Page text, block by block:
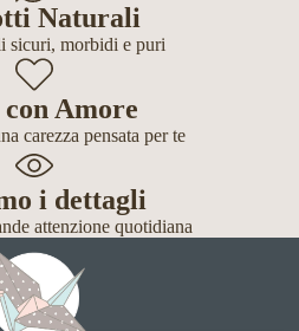
Naturali
sicuri, morbidi e puri
Amore
carezza pensata per te
i dettagli
attenzione quotidiana